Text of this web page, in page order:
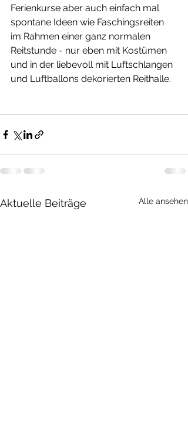
Ferienkurse aber auch einfach mal
spontane Ideen wie Faschingsreiten
im Rahmen einer ganz normalen
Reitstunde - nur eben mit Kostümen
und in der liebevoll mit Luftschlangen
und Luftballons dekorierten Reithalle.
Aktuelle Beiträge Alle ansehen